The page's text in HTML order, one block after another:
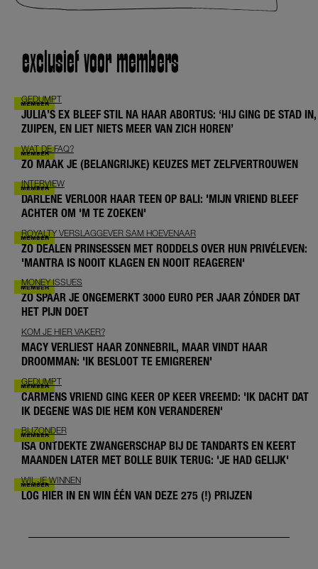
exclusief voor members
GEDUMPT
JULIA’S EX BLEEF STIL NA HAAR ABORTUS: ‘HIJ GING DE STAD IN,
ZUIPEN, EN LIET NIETS MEER VAN ZICH HOREN’
WAT DE FAQ?
ZO MAAK JE (BELANGRIJKE) KEUZES MET ZELFVERTROUWEN
INTERVIEW
DARLENE VERLOOR HAAR TEEN OP BALI: 'MIJN VRIEND BLEEF
ACHTER OM 'M TE ZOEKEN'
ROYALTY VERSLAGGEVER SAM HOEVENAAR
ZO DEALEN PRINSESSEN MET RODDELS OVER HUN PRIVÉLEVEN:
'MANTRA IS NOOIT KLAGEN EN NOOIT REAGEREN'
MONEY ISSUES
ZO SPAAR JE ONGEMERKT 3000 EURO PER JAAR ZÓNDER DAT
HET PIJN DOET
KOM JE HIER VAKER?
MACY VERLIEST HAAR ZONNEBRIL, MAAR VINDT HAAR
DROOMMAN: 'IK BESLOOT TE EMIGREREN'
GEDUMPT
CARMENS VRIEND GING KEER OP KEER VREEMD: 'IK DACHT DAT
IK DEGENE WAS DIE HEM KON VERANDEREN'
BIJZONDER
ISA ONTDEKTE ZWANGERSCHAP BIJ DE TANDARTS EN KEERT
MAANDEN LATER MET BOLLE BUIK TERUG: 'JE HAD GELIJK'
WIL JE WINNEN
LOG HIER IN EN WIN ÉÉN VAN DEZE 275 (!) PRIJZEN